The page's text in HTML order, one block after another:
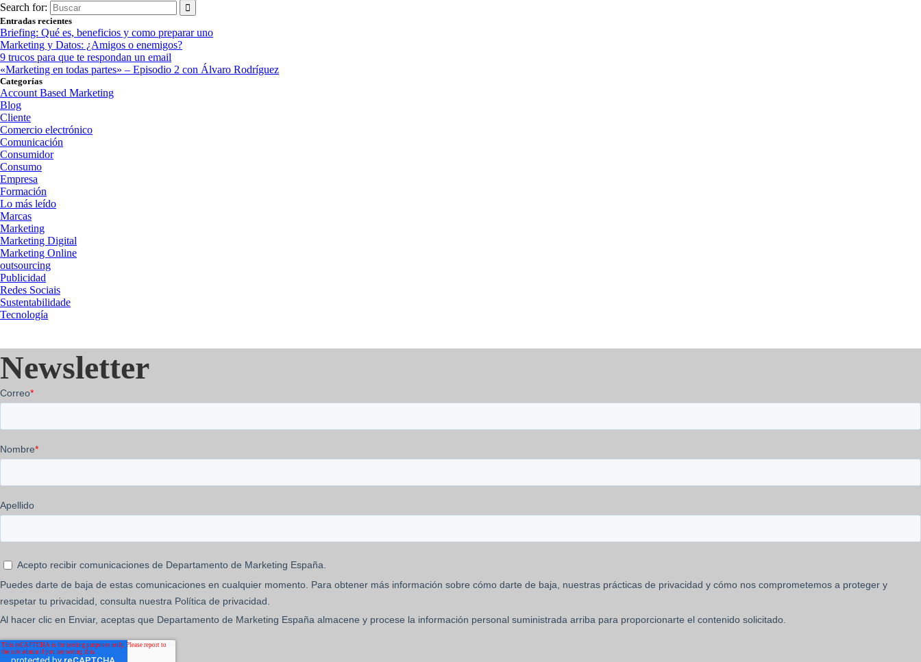
Search for:
Entradas recientes
Briefing: Qué es, beneficios y como preparar uno
Marketing y Datos: ¿Amigos o enemigos?
9 trucos para que te respondan un email
«Marketing en todas partes» – Episodio 2 con Álvaro Rodríguez
Categorías
Account Based Marketing
Blog
Cliente
Comercio electrónico
Comunicación
Consumidor
Consumo
Empresa
Formación
Lo más leído
Marcas
Marketing
Marketing Digital
Marketing Online
outsourcing
Publicidad
Redes Sociais
Sustentabilidade
Tecnología
Newsletter